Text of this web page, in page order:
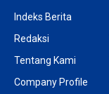
Indeks Berita
Redaksi
Tentang Kami
Company Profile